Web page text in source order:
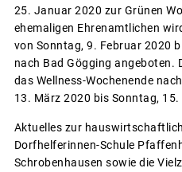
25. Januar 2020 zur Grünen
ehemaligen Ehrenamtlichen
von Sonntag, 9. Februar 2020
nach Bad Gögging angeboten.
das Wellness-Wochenende
13. März 2020 bis Sonntag,
Aktuelles zur
Dorfhelferinnen-Schule
Schrobenhausen sowie die